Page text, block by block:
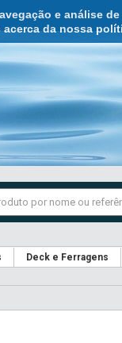
e análise
acerca da nossa
Deck e Ferragens